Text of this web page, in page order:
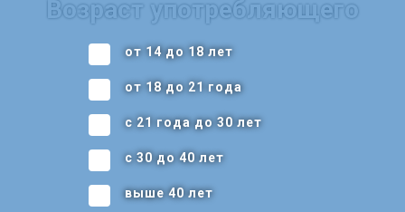
Возраст употребляющего
от 14 до 18 лет
от 18 до 21 года
с 21 года до 30 лет
с 30 до 40 лет
выше 40 лет